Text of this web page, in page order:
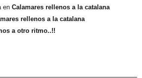
en Calamares rellenos a la catalana
rellenos a la catalana
a otro ritmo..!!